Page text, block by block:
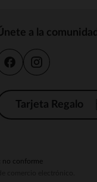
a la comunidad
Tarjeta Regalo
no conforme